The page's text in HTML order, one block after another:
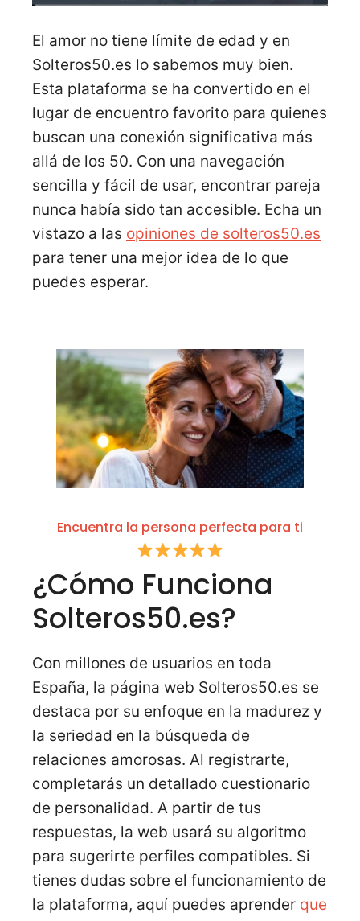
El amor no tiene límite de edad y en
Solteros50.es lo sabemos muy bien.
Esta plataforma se ha convertido en el
lugar de encuentro favorito para quienes
buscan una conexión significativa más
allá de los 50. Con una navegación
sencilla y fácil de usar, encontrar pareja
nunca había sido tan accesible. Echa un
vistazo a las opiniones de solteros50.es
para tener una mejor idea de lo que
puedes esperar.
Encuentra la persona perfecta para ti
¿Cómo Funciona
Solteros50.es?
Con millones de usuarios en toda
España, la página web Solteros50.es se
destaca por su enfoque en la madurez y
la seriedad en la búsqueda de
relaciones amorosas. Al registrarte,
completarás un detallado cuestionario
de personalidad. A partir de tus
respuestas, la web usará su algoritmo
para sugerirte perfiles compatibles. Si
tienes dudas sobre el funcionamiento de
la plataforma, aquí puedes aprender que